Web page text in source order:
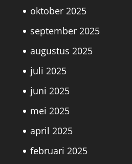
oktober 2025
september 2025
augustus 2025
juli 2025
juni 2025
mei 2025
april 2025
februari 2025